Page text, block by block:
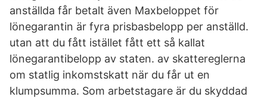
anställda får betalt även Maxbeloppet för
lönegarantin är fyra prisbasbelopp per anställd.
utan att du fått istället fått ett så kallat
lönegarantibelopp av staten. av skattereglerna
om statlig inkomstskatt när du får ut en
klumpsumma. Som arbetstagare är du skyddad